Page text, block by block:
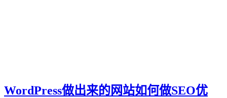
WordPress做出来的网站如何做SEO优